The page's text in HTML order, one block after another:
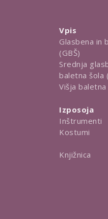
Vpis
Glasbena in
(GBŠ)
Srednja
baletna šola
Višja baletna
Izposoja
Inštrumenti
Kostumi
Knjižnica